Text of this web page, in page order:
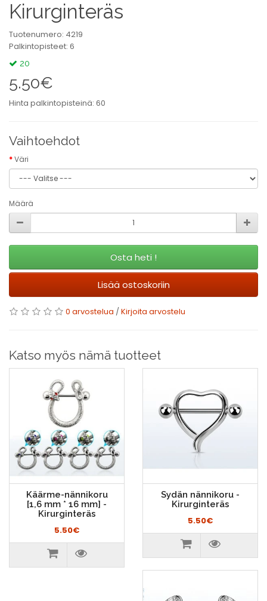
Kirurginteräs
Tuotenumero: 4219
Palkintopisteet: 6
20
5.50€
Hinta palkintopisteinä: 60
Vaihtoehdot
Väri
Määrä
Osta heti !
Lisää ostoskoriin
0 arvostelua /Kirjoita arvostelu
Katso myös nämä tuotteet
Käärme-nännikoru
[1,6 mm * 16 mm] -
Kirurginteräs
5.50€
Sydän nännikoru -
Kirurginteräs
5.50€